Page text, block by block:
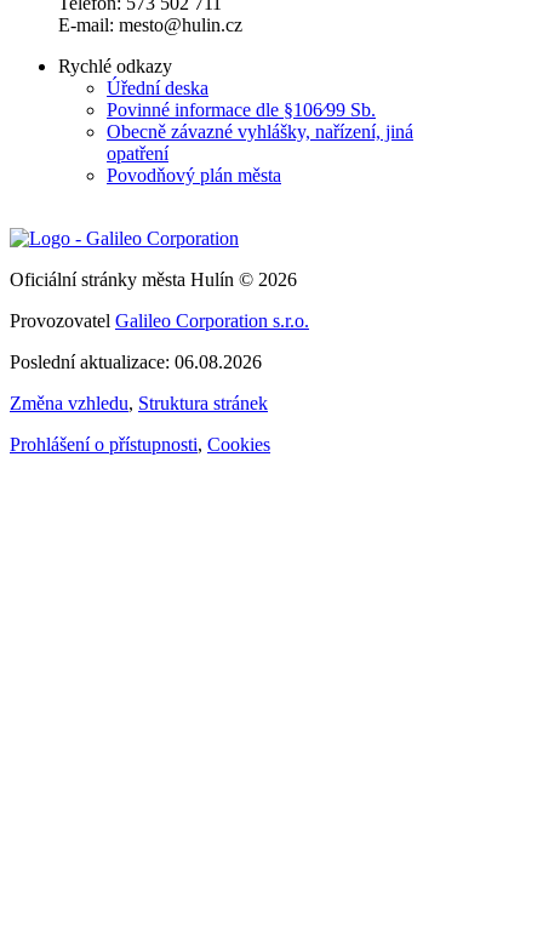
E-mail: mesto@hulin.cz
Rychlé odkazy
Úřední deska
Povinné informace dle §106⁄99 Sb.
Obecně závazné vyhlášky, nařízení, jiná
opatření
Povodňový plán města
Oficiální stránky města Hulín © 2026
Provozovatel Galileo Corporation s.r.o.
Poslední aktualizace: 06.08.2026
Změna vzhledu, Struktura stránek
Prohlášení o přístupnosti, Cookies